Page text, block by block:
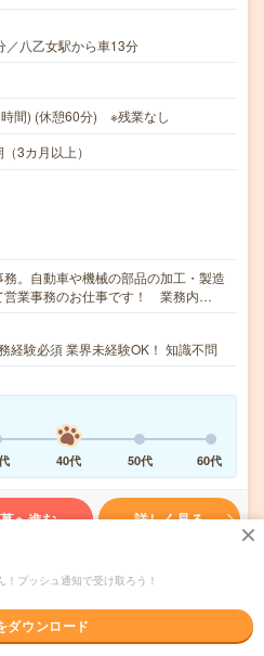
／八乙女駅から車13分
間) (休憩60分) ※残業なし
3カ月以上）
務。自動車や機械の部品の加工・製造
営業事務のお仕事です！ 業務内…
経験必須 業界未経験OK！ 知識不問
40代 50代 60代
へ進む 詳しく見る
プッシュ通知で受け取ろう！
ダウンロード